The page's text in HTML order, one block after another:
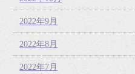
2022年9月
2022年8月
2022年7月